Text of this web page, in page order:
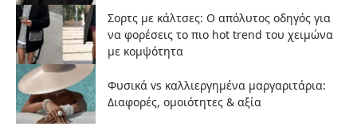
Σορτς με κάλτσες: Ο απόλυτος οδηγός για
να φορέσεις το πιο hot trend του χειμώνα
με κομψότητα
Φυσικά vs καλλιεργημένα μαργαριτάρια:
Διαφορές, ομοιότητες & αξία